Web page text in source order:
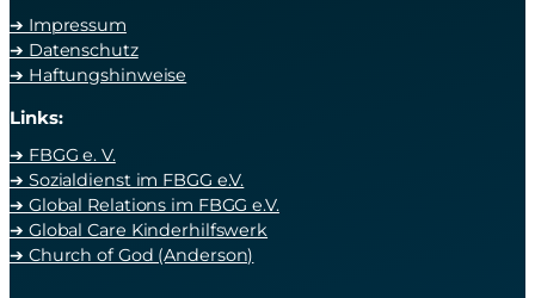
➔ Impressum
➔ Datenschutz
➔ Haftungshinweise
Links:
➔ FBGG e. V.
➔ Sozialdienst im FBGG e.V.
➔ Global Relations im FBGG e.V.
➔ Global Care Kinderhilfswerk
➔ Church of God (Anderson)